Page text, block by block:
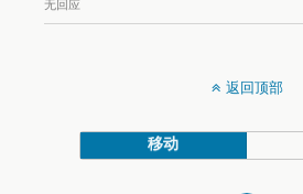
无回应
返回顶部
移动